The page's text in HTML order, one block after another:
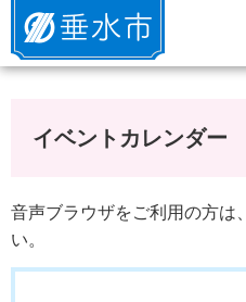
垂水市
イベントカレンダー
音声ブラウザをご利用の方は、
い。